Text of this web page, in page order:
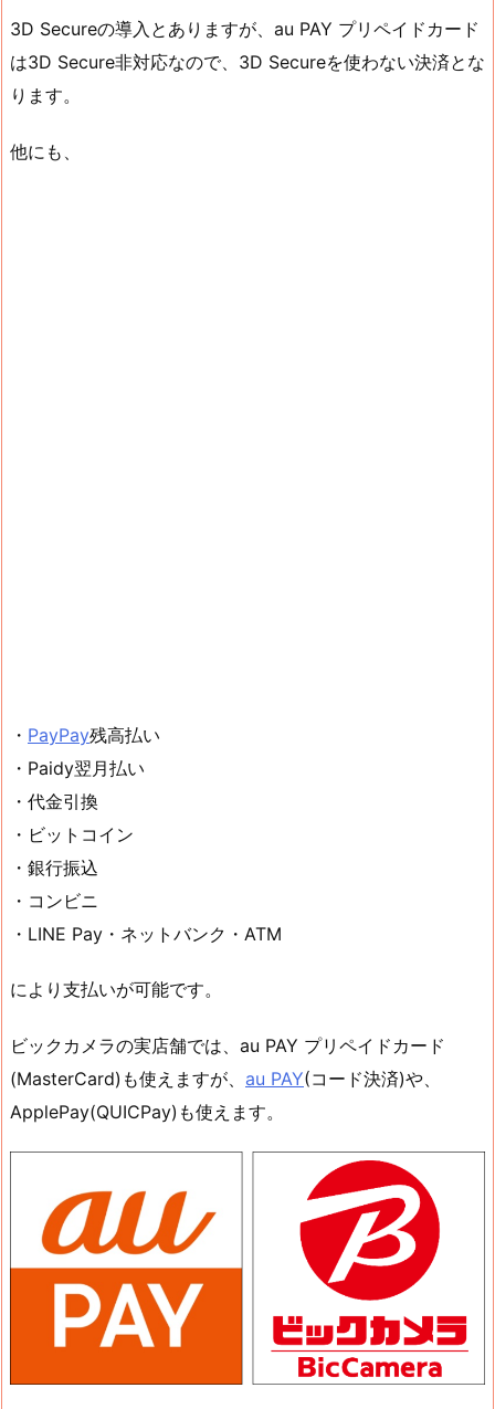
3D Secureの導入とありますが、au PAY プリペイドカード
は3D Secure非対応なので、3D Secureを使わない決済とな
ります。
他にも、
・ PayPay残高払い
・Paidy翌月払い
・代金引換
・ビットコイン
・銀行振込
・コンビニ
・LINE Pay・ネットバンク・ATM
により支払いが可能です。
ビックカメラの実店舗では、au PAY プリペイドカード
(MasterCard)も使えますが、 au PAY(コード決済)や、
ApplePay(QUICPay)も使えます。